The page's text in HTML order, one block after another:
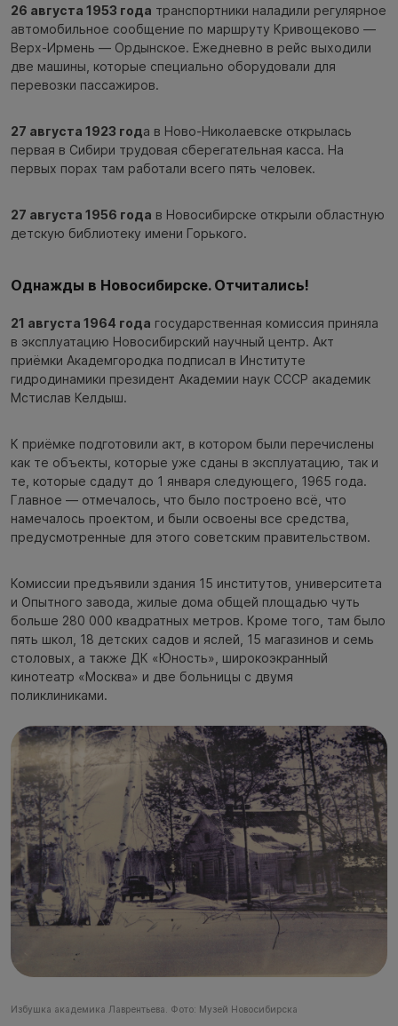
26 августа 1953 года транспортники наладили регулярное
автомобильное сообщение по маршруту Кривощеково —
Верх-Ирмень — Ордынское. Ежедневно в рейс выходили
две машины, которые специально оборудовали для
перевозки пассажиров.
27 августа 1923 года в Ново-Николаевске открылась
первая в Сибири трудовая сберегательная касса. На
первых порах там работали всего пять человек.
27 августа 1956 года в Новосибирске открыли областную
детскую библиотеку имени Горького.
Однажды в Новосибирске. Отчитались!
21 августа 1964 года государственная комиссия приняла
в эксплуатацию Новосибирский научный центр. Акт
приёмки Академгородка подписал в Институте
гидродинамики президент Академии наук СССР академик
Мстислав Келдыш.
К приёмке подготовили акт, в котором были перечислены
как те объекты, которые уже сданы в эксплуатацию, так и
те, которые сдадут до 1 января следующего, 1965 года.
Главное — отмечалось, что было построено всё, что
намечалось проектом, и были освоены все средства,
предусмотренные для этого советским правительством.
Комиссии предъявили здания 15 институтов, университета
и Опытного завода, жилые дома общей площадью чуть
больше 280 000 квадратных метров. Кроме того, там было
пять школ, 18 детских садов и яслей, 15 магазинов и семь
столовых, а также ДК «Юность», широкоэкранный
кинотеатр «Москва» и две больницы с двумя
поликлиниками.
Избушка академика Лаврентьева. Фото: Музей Новосибирска